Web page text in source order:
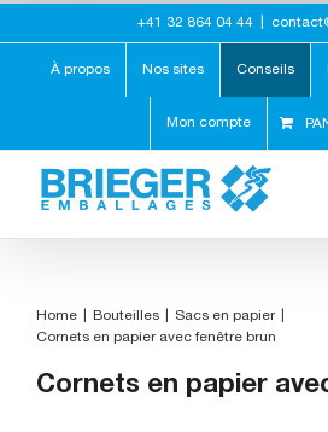
content
+41 32 864 04 44
À propos Nos sites Conseils
Mon compte
Home Bouteilles
Sacs en papier
Cornets en papier avec fenêtre brun
Cornets en papier